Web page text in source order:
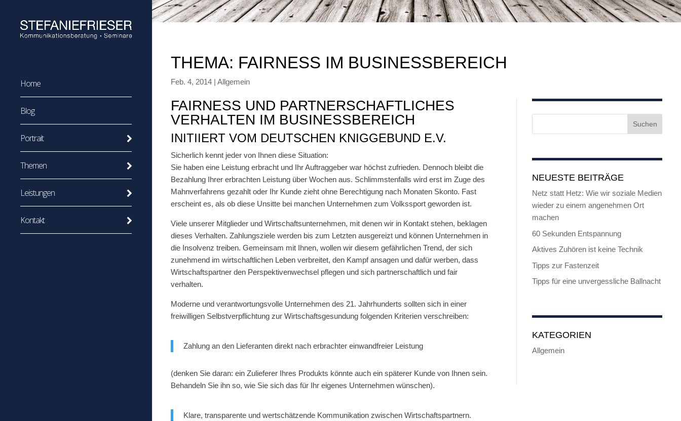
Home
Blog
Portrait
Themen
Leistungen
Kontakt
THEMA: FAIRNESS IM BUSINESSBEREICH
Feb. 4, 2014| Allgemein
FAIRNESS UND PARTNERSCHAFTLICHES
VERHALTEN IM BUSINESSBEREICH
INITIIERT VOM DEUTSCHEN KNIGGEBUND E.V.
Sicherlich kennt jeder von Ihnen diese Situation:
Sie haben eine Leistung erbracht und Ihr Auftraggeber war höchst zufrieden. Dennoch bleibt die
Bezahlung Ihrer erbrachten Leistung über Wochen aus. Schlimmstenfalls wird erst im Zuge des
Mahnverfahrens gezahlt oder Ihr Kunde zieht ohne Berechtigung nach Monaten Skonto. Fast
erscheint es, als ob diese Unsitte bei manchen Unternehmen zum Volkssport geworden ist.
Viele unserer Mitglieder und Wirtschaftsunternehmen, mit denen wir in Kontakt stehen, beklagen
dieses Verhalten. Zahlungsziele werden bis zum Letzten ausgereizt und können Unternehmen in
die Insolvenz treiben. Gemeinsam mit Ihnen, wollen wir diesem gefährlichen Trend, der sich
zunehmend im wirtschaftlichen Leben verbreitet, den Kampf ansagen und dafür werben, dass
Wirtschaftspartner den Perspektivenwechsel pflegen und sich partnerschaftlich und fair
verhalten.
Moderne und verantwortungsvolle Unternehmen des 21. Jahrhunderts sollten sich in einer
freiwilligen Selbstverpflichtung zur Wirtschaftsgesundung folgenden Kriterien verschreiben:
Zahlung an den Lieferanten direkt nach erbrachter einwandfreier Leistung
(denken Sie daran: ein Zulieferer Ihres Produkts könnte auch ein späterer Kunde von Ihnen sein.
Behandeln Sie ihn so, wie Sie sich das für Ihr eigenes Unternehmen wünschen).
Klare, transparente und wertschätzende Kommunikation zwischen Wirtschaftspartnern.
NEUESTE BEITRÄGE
Netz statt Hetz: Wie wir soziale Medien
wieder zu einem angenehmen Ort
machen
60 Sekunden Entspannung
Aktives Zuhören ist keine Technik
Tipps zur Fastenzeit
Tipps für eine unvergessliche Ballnacht
KATEGORIEN
Allgemein